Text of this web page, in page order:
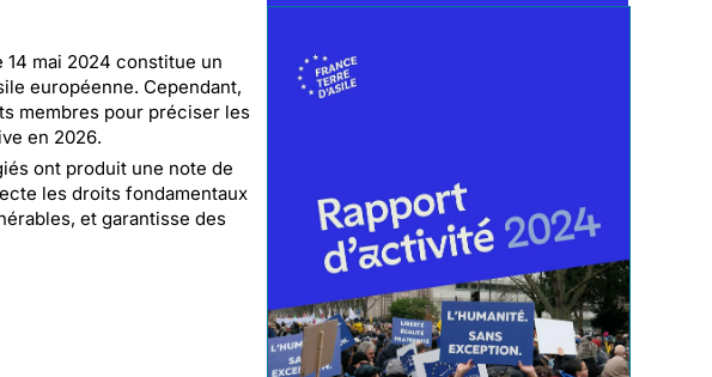
14 mai 2024 constitue un
européenne. Cependant,
membres pour préciser les
en 2026.
ont produit une note de
les droits fondamentaux
et garantisse des